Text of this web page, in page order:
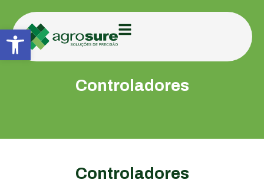
Controladores
Controladores
Abrir a barra de ferramentas